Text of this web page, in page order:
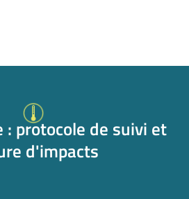
: protocole de suivi et
d'impacts